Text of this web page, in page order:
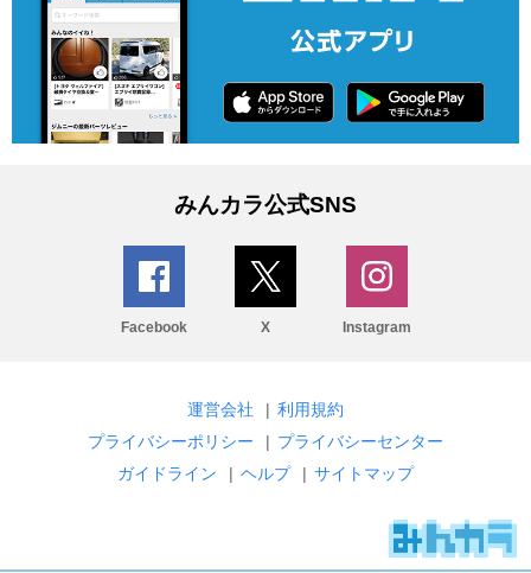
みんカラ公式SNS
Facebook X Instagram
運営会社 | 利用規約
プライバシーポリシー
| プライバシーセンター
ガイドライン
| ヘルプ | サイトマップ